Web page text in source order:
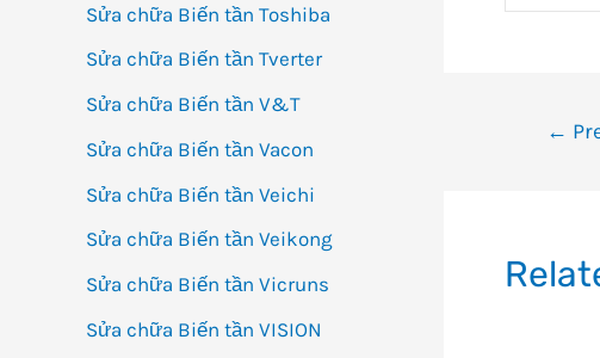
Sửa chữa Biến tần Toshiba
Sửa chữa Biến tần Tverter
Sửa chữa Biến tần V&T
Sửa chữa Biến tần Vacon
Sửa chữa Biến tần Veichi
Sửa chữa Biến tần Veikong
Sửa chữa Biến tần Vicruns
Sửa chữa Biến tần VISION
Điều←